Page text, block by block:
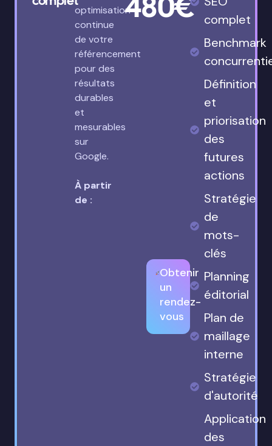
optimisation
continue
de votre
référencement
pour des
résultats
durables
et
mesurables
sur
Google.
À partir
de :
Obtenir
un
rendez-
vous
complet
Benchmark
Définition
et
priorisation
des
futures
actions
Stratégie
de
mots-
clés
Planning
éditorial
Plan de
maillage
interne
Stratégie
d'autorité
Application
des